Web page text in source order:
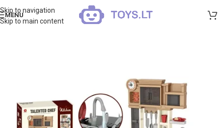
Skip to navigation
Skip to main content
MENU